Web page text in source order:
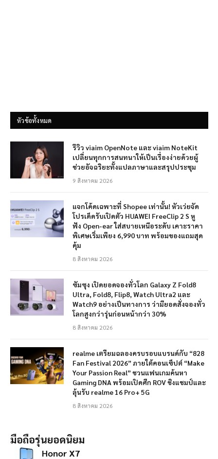
หัวข้อทั้งหมด
รีวิว viaim OpenNote และ viaim NoteKit
เปลี่ยนทุกการสนทนาให้เป็นเรื่องง่ายด้วยผู้
ช่วยอัจฉริยะทั้งแปลภาษาและสรุปประชุม
9 สิงหาคม 2026
แจกโค้ดเฉพาะที่ Shopee เท่านั้น! หัวเว่ยจัด
โปรเด็ดรับเปิดตัว HUAWEI FreeClip 2 S หู
ฟัง Open-ear ใส่สบายเหนือระดับ เคาะราคา
พิเศษเริ่มเพียง 6,990 บาท พร้อมของแถมสุด
คุ้ม
8 สิงหาคม 2026
ซัมซุง เปิดยอดจองทั่วโลก Galaxy Z Fold8
Ultra, Fold8, Flip8, Watch Ultra2 และ
Watch9 อย่างเป็นทางการ ว่ามียอดสั่งจองทั่ว
โลกสูงกว่ารุ่นก่อนหน้ากว่า 30%
8 สิงหาคม 2026
realme เตรียมฉลองครบรอบแบรนด์กับ “828
Fan Festival 2026” ภายใต้คอนเซ็ปต์ “Make
Your Passion Real” ชวนแฟนเกมค้นหา
Gaming DNA พร้อมเปิดศึก ROV ชิงแชมป์และ
ลุ้นรับ realme 16 Pro+ 5G
8 สิงหาคม 2026
มือถือรุ่นยอดนิยม
Honor X7